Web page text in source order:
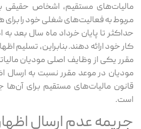
مالیات‌های مستقیم، اشخاص حقیقی
مربوط به فعالیت‌های شغلی خود را
حداکثر تا پایان خرداد ماه سال بعد به
کار خود ارائه دهند. بنابراین، تسلیم
مقرر یکی از وظایف اصلی مودیان
مودیان در موعد مقرر نسبت به ارسال
قانون مالیات‌های مستقیم برای آن‌ها
است.
جریمه عدم ارسال